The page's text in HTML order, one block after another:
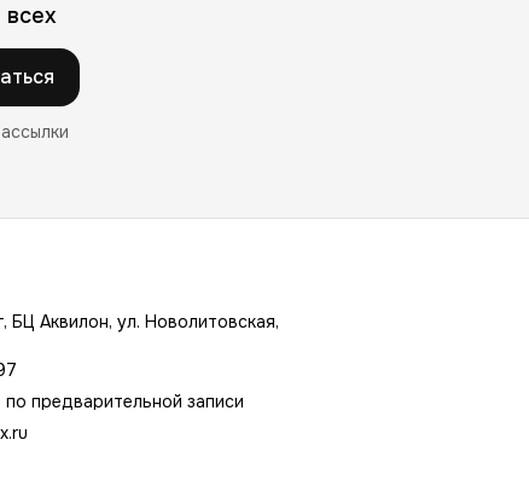
БЦ Аквилон, ул. Новолитовская,
предварительной записи